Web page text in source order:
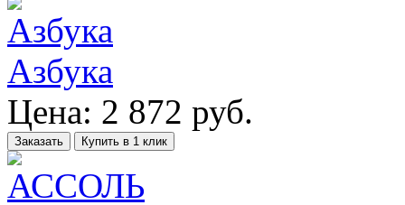
Азбука
Цена: 2 872 руб.
Заказать Купить в 1 клик